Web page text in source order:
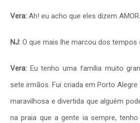
Vera: Ah! eu acho que eles dizem AMOR.
NJ: O que mais lhe marcou dos tempos
Vera: Eu tenho uma família muito
sete irmãos. Fui criada em Porto
maravilhosa e divertida que alguém
na praia que a gente ia sempre,